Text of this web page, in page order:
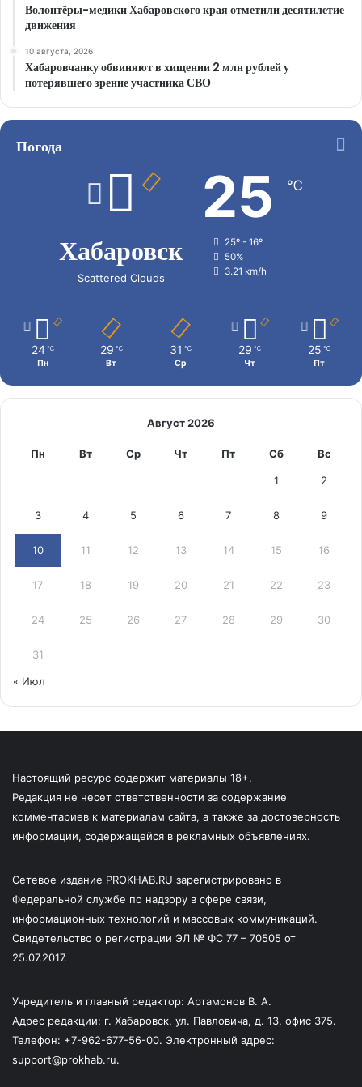
Волонтёры-медики Хабаровского края отметили десятилетие
движения
10 августа, 2026
Хабаровчанку обвиняют в хищении 2 млн рублей у
потерявшего зрение участника СВО
Погода
Хабаровск
Scattered Clouds
25 ℃
25º - 16º
50%
3.21 km/h
24 ℃
Пн
29 ℃
Вт
31 ℃
Ср
29 ℃
Чт
25 ℃
Пт
Август 2026
Пн Вт Ср Чт Пт Сб Вс
1 2
3 4 5 6 7 8 9
10 11 12 13 14 15 16
17 18 19 20 21 22 23
24 25 26 27 28 29 30
31
« Июл
Настоящий ресурс содержит материалы 18+.
Редакция не несет ответственности за содержание
комментариев к материалам сайта, а также за достоверность
информации, содержащейся в рекламных объявлениях.
Сетевое издание PROKHAB.RU зарегистрировано в
Федеральной службе по надзору в сфере связи,
информационных технологий и массовых коммуникаций.
Свидетельство о регистрации ЭЛ № ФС 77 – 70505 от
25.07.2017.
Учредитель и главный редактор: Артамонов В. А.
Адрес редакции: г. Хабаровск, ул. Павловича, д. 13, офис 375.
Телефон: +7-962-677-56-00. Электронный адрес:
support@prokhab.ru.